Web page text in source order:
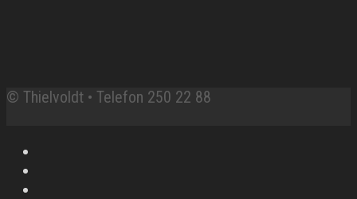
© Thielvoldt • Telefon 250 22 88